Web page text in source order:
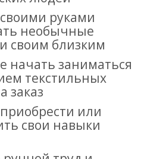
руками
необычные
своим близким
начать заниматься
текстильных
заказ
или
свои навыки